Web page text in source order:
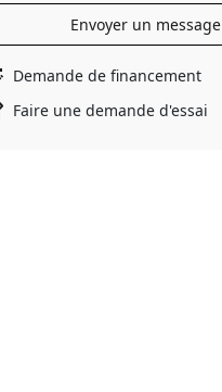
Envoyer un message
Demande de financement
Faire une demande d'essai